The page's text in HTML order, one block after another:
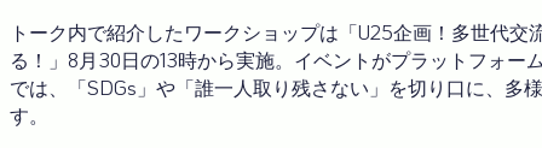
トーク内で紹介したワークショップは「U25企画！多世代
る！」8月30日の13時から実施。イベントがプラットフォ
では、「SDGs」や「誰一人取り残さない」を切り口に、多
す。